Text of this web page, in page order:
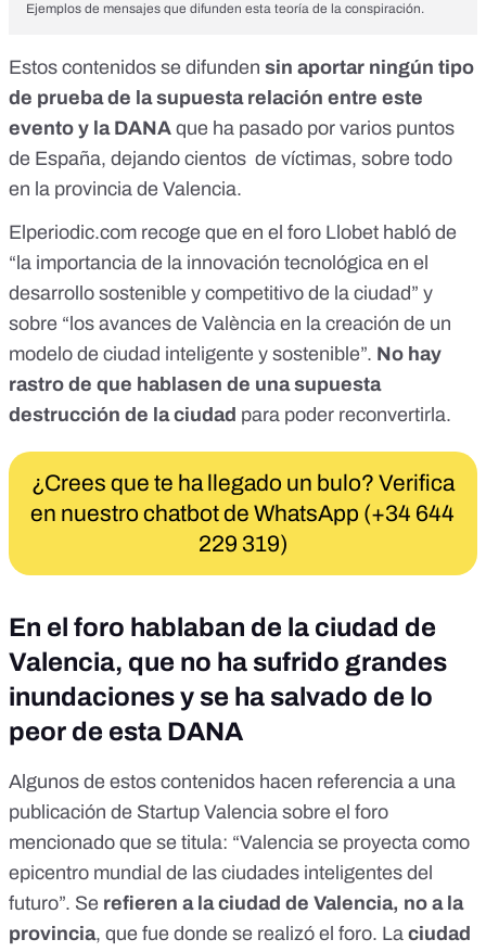
Ejemplos de mensajes que difunden esta teoría de la conspiración.
Estos contenidos se difunden sin aportar ningún tipo
de prueba de la supuesta relación entre este
evento y la DANA que ha pasado por varios puntos
de España, dejando cientos de víctimas, sobre todo
en la provincia de Valencia.
Elperiodic.com recoge que en el foro Llobet habló de
“la importancia de la innovación tecnológica en el
desarrollo sostenible y competitivo de la ciudad” y
sobre “los avances de València en la creación de un
modelo de ciudad inteligente y sostenible”. No hay
rastro de que hablasen de una supuesta
destrucción de la ciudad para poder reconvertirla.
¿Crees que te ha llegado un bulo? Verifica
en nuestro chatbot de WhatsApp (+34 644
229 319)
En el foro hablaban de la ciudad de
Valencia, que no ha sufrido grandes
inundaciones y se ha salvado de lo
peor de esta DANA
Algunos de estos contenidos hacen referencia a una
publicación de Startup Valencia sobre el foro
mencionado que se titula: “Valencia se proyecta como
epicentro mundial de las ciudades inteligentes del
futuro”. Se refieren a la ciudad de Valencia, no a la
provincia, que fue donde se realizó el foro. La ciudad